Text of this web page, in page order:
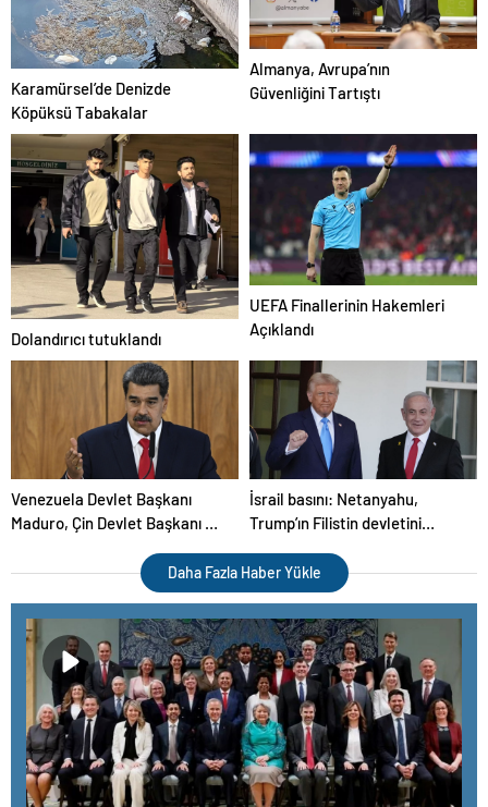
Karamürsel’de Denizde
Köpüksü Tabakalar
Almanya, Avrupa’nın
Güvenliğini Tartıştı
Dolandırıcı tutuklandı
UEFA Finallerinin Hakemleri
Açıklandı
Venezuela Devlet Başkanı
Maduro, Çin Devlet Başkanı Şi
İsrail basını: Netanyahu,
Trump’ın Filistin devletini
Daha Fazla Haber Yükle